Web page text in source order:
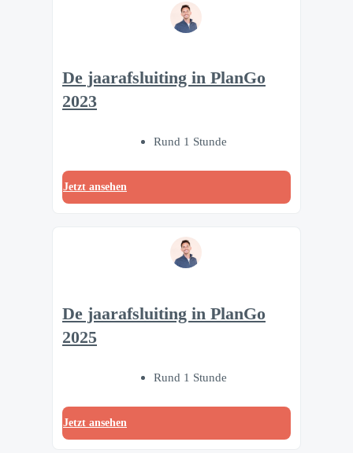
De jaarafsluiting in PlanGo
2023
Rund 1 Stunde
Jetzt ansehen
De jaarafsluiting in PlanGo
2025
Rund 1 Stunde
Jetzt ansehen